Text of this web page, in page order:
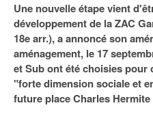
Services urbains
Attractivité
Innovation
Transport
77
78
91
Nominations
Portraits
Agenda
Les Assises du Grand Paris
Éditions précédentes
Le podcast
Ecouter les épisodes
Une nouvelle étape vient
développement de la ZAC
18e arr.), a annoncé son
aménagement, le 17
et Sub ont été choisies pour
"forte dimension sociale et
future place Charles Hermite